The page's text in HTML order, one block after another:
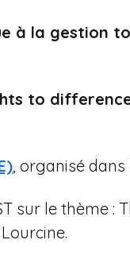
à la gestion
to
, organisé dans
sur le thème :